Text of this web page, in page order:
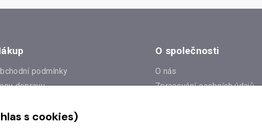
podmínky
dopravy
O společnosti
O nás
Zpracování osobních údajů
s cookies)